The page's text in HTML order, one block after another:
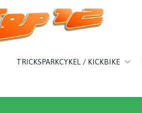
TRICKSPARKCYKEL / KICKBIKE